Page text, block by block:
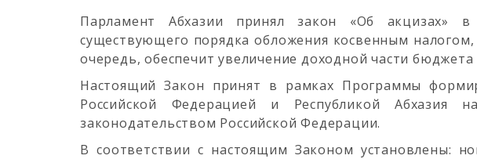
Парламент Абхазии принял закон «Об акцизах»
существующего порядка обложения косвенным
очередь, обеспечит увеличение доходной части бюджета
Настоящий Закон принят в рамках Программы
Российской Федерацией и Республикой Абхазия
законодательством Российской Федерации.
В соответствии с настоящим Законом установлены: